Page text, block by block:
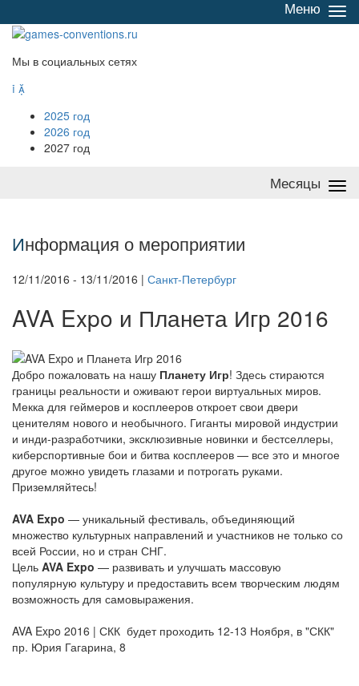
/
Меню
Мы в социальных сетях
 
2025 год
2026 год
2027 год
Месяцы
Информация о мероприятии
12/11/2016 - 13/11/2016 | Санкт-Петербург
AVA Expo и Планета Игр 2016
Добро пожаловать на нашу Планету Игр! Здесь стираются
границы реальности и оживают герои виртуальных миров.
Мекка для геймеров и косплееров откроет свои двери
ценителям нового и необычного. Гиганты мировой индустрии
и инди-разработчики, эксклюзивные новинки и бестселлеры,
киберспортивные бои и битва косплееров — все это и многое
другое можно увидеть глазами и потрогать руками.
Приземляйтесь!
AVA Expo — уникальный фестиваль, объединяющий
множество культурных направлений и участников не только со
всей России, но и стран СНГ.
Цель AVA Expo — развивать и улучшать массовую
популярную культуру и предоставить всем творческим людям
возможность для самовыражения.
AVA Expo 2016 | СКК будет проходить 12-13 Ноября, в "СКК"
пр. Юрия Гагарина, 8